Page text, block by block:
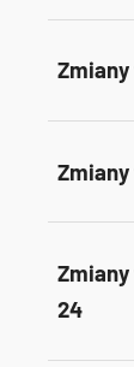
Zmiany
Zmiany
24